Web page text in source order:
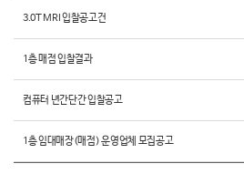
3.0T MRI 입찰공고건
1층 매점 입찰결과
컴퓨터 년간단간 입찰공고
1층 임대매장(매점) 운영업체 모집공고